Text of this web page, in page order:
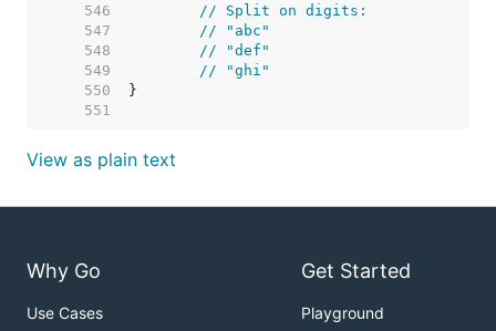
   546
// Split on digits:
   547
// "abc"
   548
// "def"
   549
// "ghi"
   550
   551
View as plain text
Why Go
Use Cases
Get Started
Playground